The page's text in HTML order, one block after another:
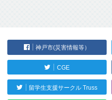
神戸市(災害情報等）
CGE
留学生支援サークル Truss